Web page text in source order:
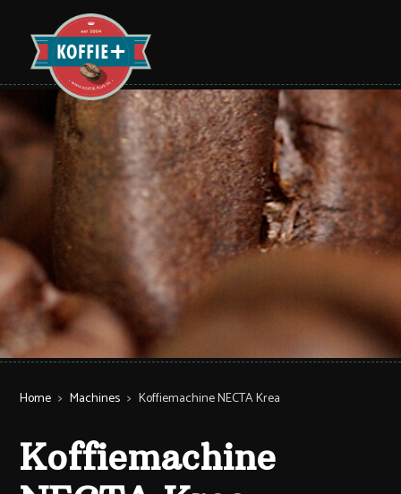
Home > Machines > Koffiemachine NECTA Krea
Koffiemachine